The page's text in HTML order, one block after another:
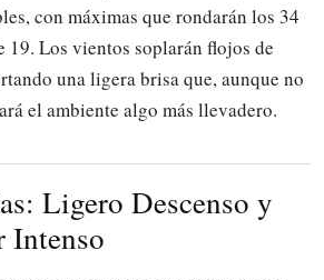
con máximas que rondarán los 34
19. Los vientos soplarán flojos de
una ligera brisa que, aunque no
el ambiente algo más llevadero.
Ligero Descenso y
Intenso